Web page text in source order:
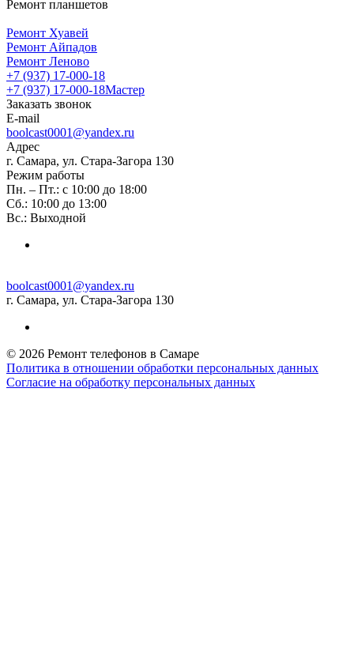
Ремонт планшетов
Ремонт Хуавей
Ремонт Айпадов
Ремонт Леново
+7 (937) 17-000-18
+7 (937) 17-000-18Мастер
Заказать звонок
E-mail
boolcast0001@yandex.ru
Адрес
г. Самара, ул. Стара-Загора 130
Режим работы
Пн. – Пт.: с 10:00 до 18:00
Сб.: 10:00 до 13:00
Вс.: Выходной
boolcast0001@yandex.ru
г. Самара, ул. Стара-Загора 130
© 2026 Ремонт телефонов в Самаре
Политика в отношении обработки персональных данных
Согласие на обработку персональных данных